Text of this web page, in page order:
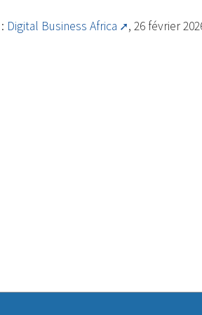
Digital Business Africa , 26 février